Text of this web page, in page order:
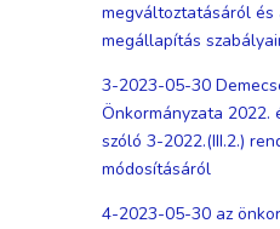
megváltoztatásáról és
megállapítás
3-2023-05-30
Önkormányzata
szóló 3-2022.(III.2.)
módosításáról
4-2023-05-30 az